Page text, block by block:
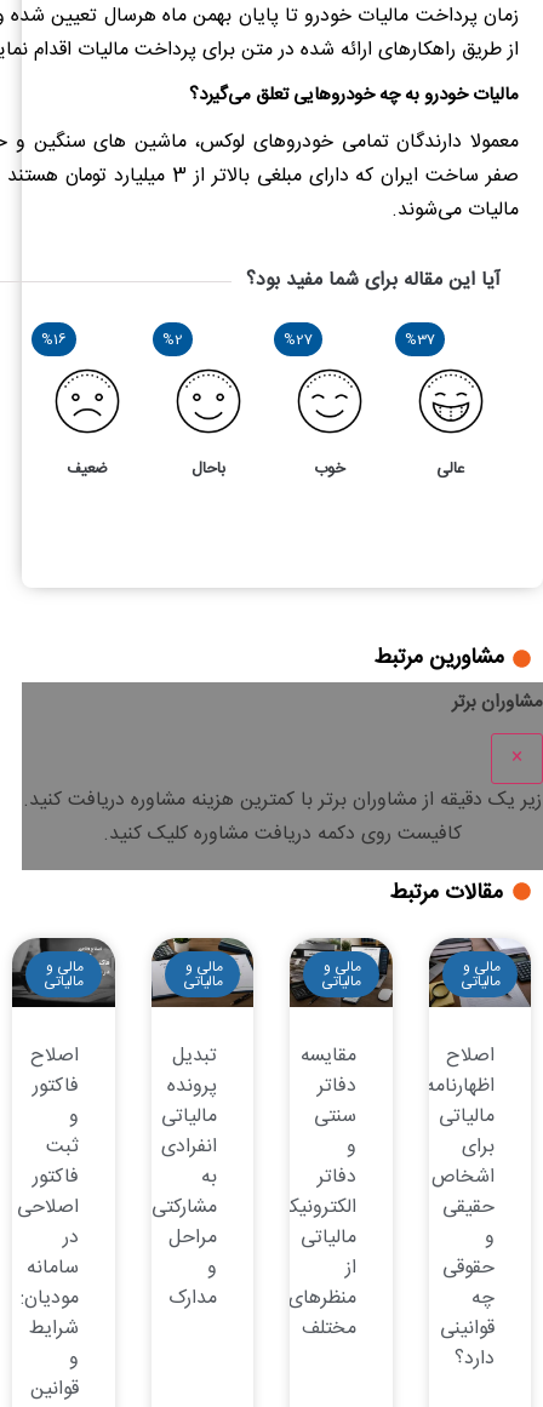
زمان پرداخت مالیات خودرو تا پایان بهمن ماه هرسال تعیین شده
از طریق راهکارهای ارائه شده در متن برای پرداخت مالیات اقدام
مالیات خودرو به چه خودروهایی تعلق می‌گیرد؟
معمولا دارندگان تمامی خودروهای لوکس، ماشین های سنگین
صفر ساخت ایران که دارای مبلغی بالاتر از
مالیات می‌شوند.
آیا این مقاله برای شما مفید بود؟
%37
عالی
%27
خوب
%2
باحال
%16
ضعیف
مشاورین مرتبط
مشاوران برتر
×
زیر یک دقیقه از مشاوران برتر باکمترین هزینه مشاوره دریافت کنید.
کافیست روی دکمه دریافت مشاوره کلیک کنید.
مقالات مرتبط
مالی و
مالیاتی
اصلاح
اظهارنامه
مالیاتی
برای
اشخاص
حقیقی
و
حقوقی
چه
قوانینی
دارد؟
مالی و
مالیاتی
مقایسه
دفاتر
سنتی
و
دفاتر
الکترونیکی
مالیاتی
از
منظرهای
مختلف
مالی و
مالیاتی
تبدیل
پرونده
مالیاتی
انفرادی
به
مشارکتی:
مراحل
و
مدارک
مالی و
مالیاتی
اصلاح
فاکتور
و
ثبت
فاکتور
اصلاحی
در
سامانه
مودیان:
شرایط
و
قوانین